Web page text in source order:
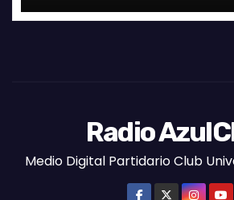
Radio
Medio Digital Partidario Club